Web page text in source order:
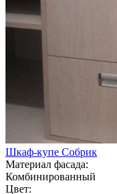
Шкаф-купе Собрик
Материал фасада:
Комбинированный
Цвет: